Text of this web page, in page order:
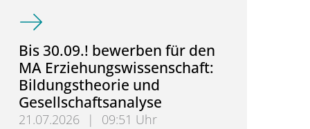
2. NRW-Fachtag: Sozialpädagogische Berufs-
Bis 30.09.! bewerben für den
MA Erziehungswissenschaft:
Bildungstheorie und
Gesellschaftsanalyse
21.07.2026 |
09:51 Uhr